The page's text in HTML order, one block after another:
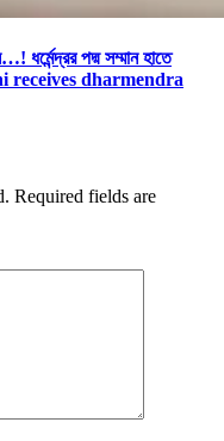
পদ্ম সম্মান হাতে
receives dharmendra
Required fields are